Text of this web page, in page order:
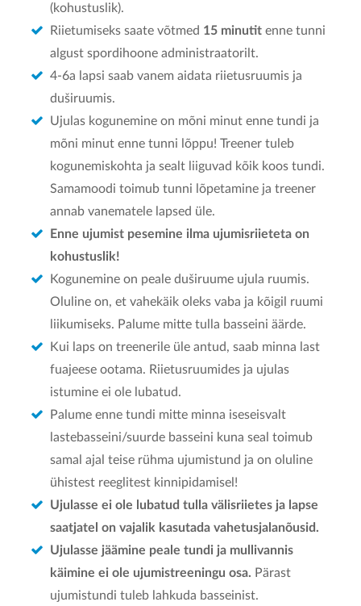
(kohustuslik).
Riietumiseks saate võtmed 15 minutit enne tunni
algust spordihoone administraatorilt.
4-6a lapsi saab vanem aidata riietusruumis ja
duširuumis.
Ujulas kogunemine on mõni minut enne tundi ja
mõni minut enne tunni lõppu! Treener tuleb
kogunemiskohta ja sealt liiguvad kõik koos tundi.
Samamoodi toimub tunni lõpetamine ja treener
annab vanematele lapsed üle.
Enne ujumist pesemine ilma ujumisriieteta on
kohustuslik!
Kogunemine on peale duširuume ujula ruumis.
Oluline on, et vahekäik oleks vaba ja kõigil ruumi
liikumiseks. Palume mitte tulla basseini äärde.
Kui laps on treenerile üle antud, saab minna last
fuajeese ootama. Riietusruumides ja ujulas
istumine ei ole lubatud.
Palume enne tundi mitte minna iseseisvalt
lastebasseini/suurde basseini kuna seal toimub
samal ajal teise rühma ujumistund ja on oluline
ühistest reeglitest kinnipidamisel!
Ujulasse ei ole lubatud tulla välisriietes ja lapse
saatjatel on vajalik kasutada vahetusjalanõusid.
Ujulasse jäämine peale tundi ja mullivannis
käimine ei ole ujumistreeningu osa. Pärast
ujumistundi tuleb lahkuda basseinist.